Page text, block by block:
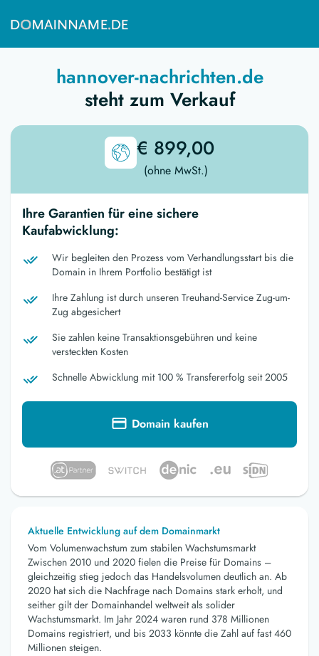
hannover-nachrichten.de
steht zum Verkauf
€ 899,00
(ohne MwSt.)
Ihre Garantien für eine sichere
Kaufabwicklung:
Wir begleiten den Prozess vom Verhandlungsstart bis die
Domain in Ihrem Portfolio bestätigt ist
Ihre Zahlung ist durch unseren Treuhand-Service Zug-um-
Zug abgesichert
Sie zahlen keine Transaktionsgebühren und keine
versteckten Kosten
Schnelle Abwicklung mit 100 % Transfererfolg seit 2005
Domain kaufen
Aktuelle Entwicklung auf dem Domainmarkt
Vom Volumenwachstum zum stabilen Wachstumsmarkt
Zwischen 2010 und 2020 fielen die Preise für Domains –
gleichzeitig stieg jedoch das Handelsvolumen deutlich an. Ab
2020 hat sich die Nachfrage nach Domains stark erholt, und
seither gilt der Domainhandel weltweit als solider
Wachstumsmarkt. Im Jahr 2024 waren rund 378 Millionen
Domains registriert, und bis 2033 könnte die Zahl auf fast 460
Millionen steigen.